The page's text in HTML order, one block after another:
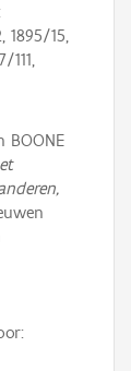
1895/15,
111,
BOONE